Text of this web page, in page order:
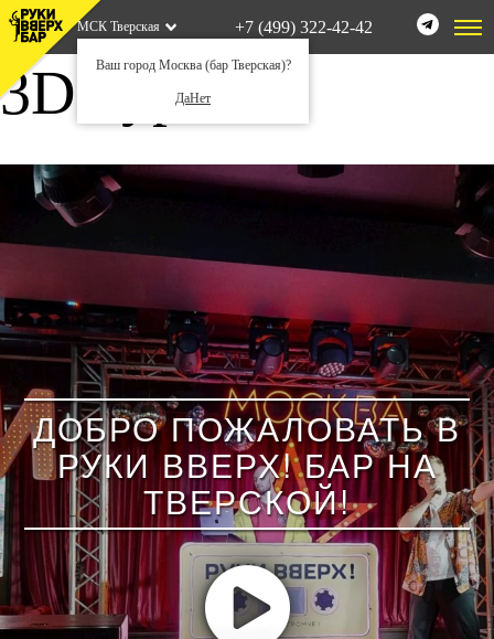
МСК Тверская
Ваш город Москва (бар Тверская)?
ДаНет
+7 (499) 322-42-42
3D-тур